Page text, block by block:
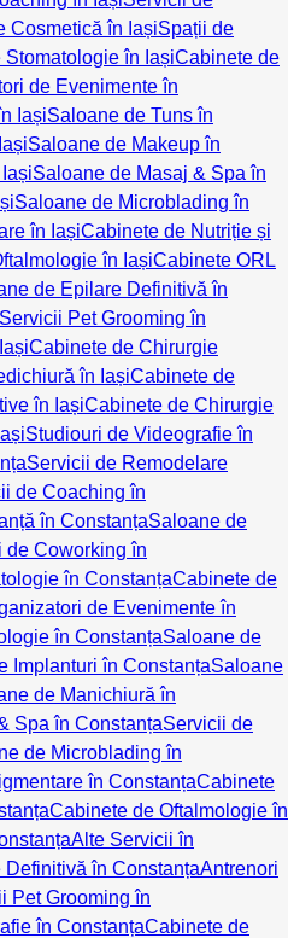
Cosmetică în IașiSpații de
în IașiCabinete de
de Evenimente în
IașiSaloane de Tuns în
Saloane de Makeup în
Saloane de Masaj & Spa în
Saloane de Microblading în
în IașiCabinete de Nutriție și
în IașiCabinete ORL
de Epilare Definitivă în
Servicii Pet Grooming în
Cabinete de Chirurgie
în IașiCabinete de
în IașiCabinete de Chirurgie
Studiouri de Videografie în
Servicii de Remodelare
de Coaching în
în ConstanțaSaloane de
de Coworking în
în ConstanțaCabinete de
de Evenimente în
în ConstanțaSaloane de
Implanturi în ConstanțaSaloane
de Manichiură în
Spa în ConstanțaServicii de
de Microblading în
în ConstanțaCabinete
Cabinete de Oftalmologie în
Alte Servicii în
în ConstanțaAntrenori
Pet Grooming în
în ConstanțaCabinete de